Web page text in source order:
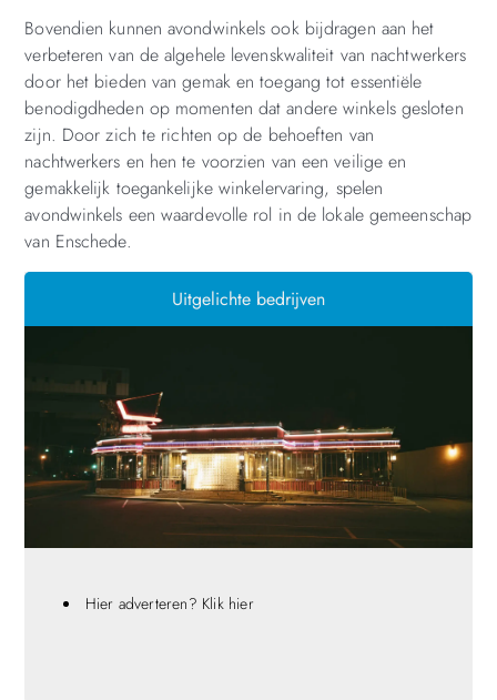
Uitgelichte bedrijven
Hier adverteren? Klik hier
Bovendien kunnen avondwinkels ook bijdragen aan het
verbeteren van de algehele levenskwaliteit van nachtwerkers
door het bieden van gemak en toegang tot essentiële
benodigdheden op momenten dat andere winkels gesloten
zijn. Door zich te richten op de behoeften van
nachtwerkers en hen te voorzien van een veilige en
gemakkelijk toegankelijke winkelervaring, spelen
avondwinkels een waardevolle rol in de lokale gemeenschap
van Enschede.